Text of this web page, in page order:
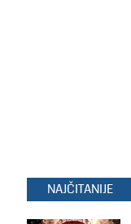
NAJČITANIJE